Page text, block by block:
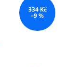
334 Kč
–9 %